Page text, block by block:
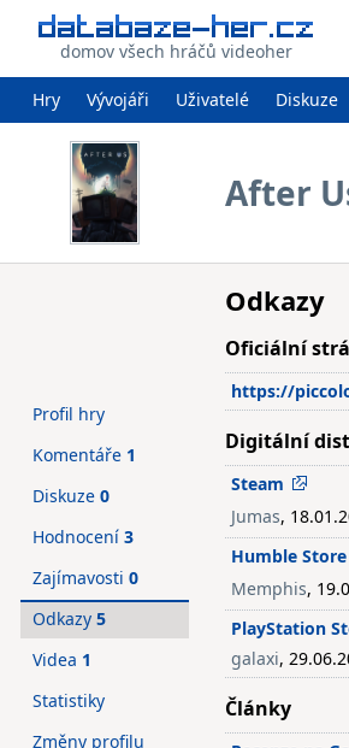
domov všech hráčů videoher
Hry Vývojáři Uživatelé Diskuze
After
Odkazy
Oficiální
https://
Digitální
Steam
Jumas,
Humble Store
Memphis,
PlayStation
galaxi,
Články
Profil hry
Komentáře 1
Diskuze 0
Hodnocení 3
Zajímavosti 0
Odkazy 5
Videa 1
Statistiky
Změny profilu